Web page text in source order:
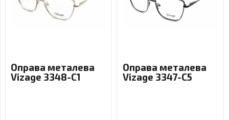
Оправа металева
Vizage 3348-C1
Оправа металева
Vizage 3347-C5